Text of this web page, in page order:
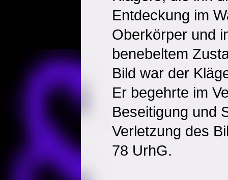
Entdeckung im
Oberkörper und
benebeltem
Bild war der
Er begehrte im
Beseitigung und
Verletzung des
78 UrhG.